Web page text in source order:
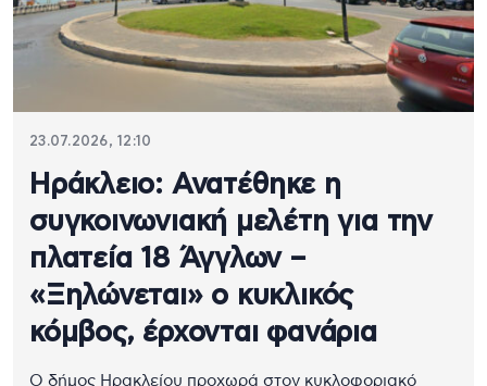
23.07.2026, 12:10
Ηράκλειο: Ανατέθηκε η
συγκοινωνιακή μελέτη για την
πλατεία 18 Άγγλων –
«Ξηλώνεται» ο κυκλικός
κόμβος, έρχονται φανάρια
Ο δήμος Ηρακλείου προχωρά στον κυκλοφοριακό